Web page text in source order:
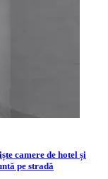
camere de hotel și
pe stradă